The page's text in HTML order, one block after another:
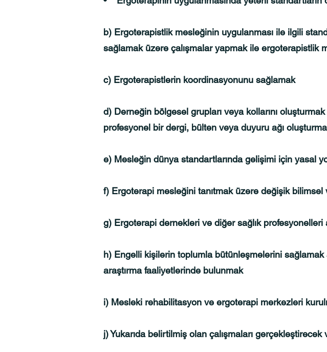
b) Ergoterapistlik mesleğinin uygulanması ile ilgili
sağlamak üzere çalışmalar yapmak ile ergoterapistlik
c) Ergoterapistlerin koordinasyonunu sağlamak
d) Derneğin bölgesel grupları veya kollarını
profesyonel bir dergi, bülten veya duyuru ağı
e) Mesleğin dünya standartlarında gelişimi için yasal
f) Ergoterapi mesleğini tanıtmak üzere değişik
g) Ergoterapi dernekleri ve diğer sağlık
h) Engelli kişilerin toplumla bütünleşmelerini sağlamak
araştırma faaliyetlerinde bulunmak
i) Mesleki rehabilitasyon ve ergoterapi merkezleri
j) Yukarıda belirtilmiş olan çalışmaları